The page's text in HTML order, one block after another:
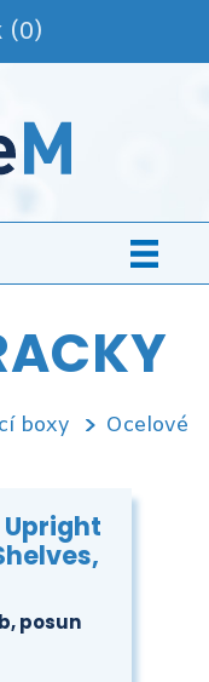
(0)
boxy
Ocelové
Upright
posun